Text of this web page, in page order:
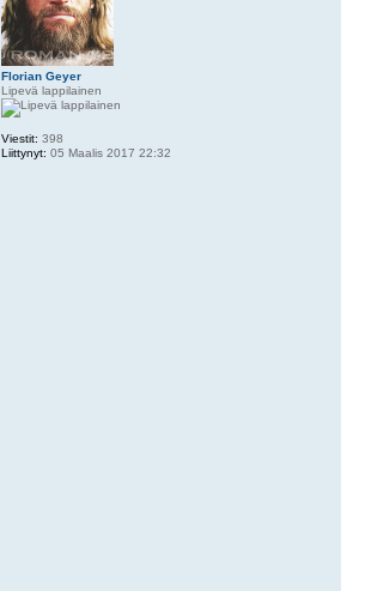
Florian Geyer
Lipevä lappilainen
Viestit: 398
Liittynyt: 05 Maalis 2017 22:32